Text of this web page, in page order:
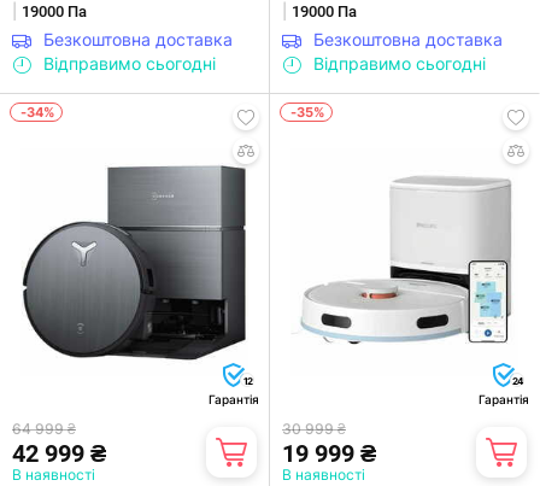
19000 Па
Безкоштовна доставка
Відправимо сьогодні
19000 Па
Безкоштовна доставка
Відправимо сьогодні
-34%
12
Гарантія
64 999 ₴
42 999 ₴
В наявності
-35%
24
Гарантія
30 999 ₴
19 999 ₴
В наявності